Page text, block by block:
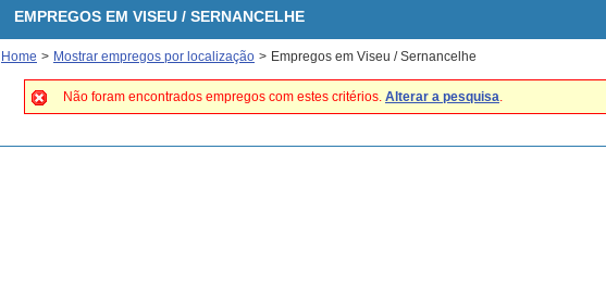
EMPREGOS EM VISEU / SERNANCELHE
Home > Mostrar empregos por localização > Empregos em Viseu / Sernancelhe
Não foram encontrados empregos com estes critérios. Alterar a pesquisa.